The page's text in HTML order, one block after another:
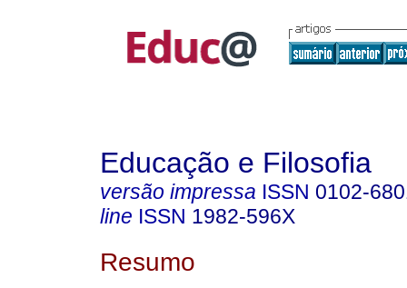
Educação e Filosofia
versão impressa ISSN 0102-
line ISSN 1982-596X
Resumo